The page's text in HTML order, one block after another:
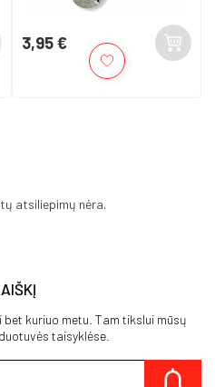
Kaina
3,95 €
atsiliepimų nėra.
kuriuo metu. Tam tikslui mūsų
taisyklėse.